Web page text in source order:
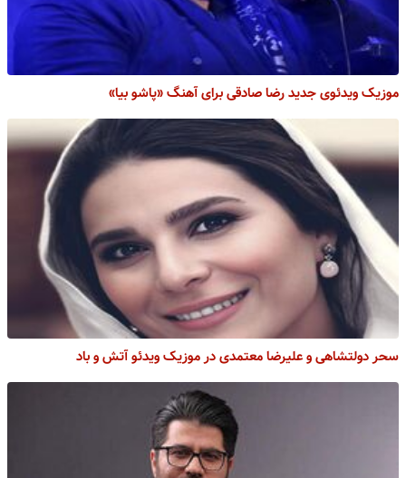
موزیک ویدئوی جدید رضا صادقی برای آهنگ «پاشو بیا»
سحر دولتشاهی و علیرضا معتمدی در موزیک ویدئو آتش و باد